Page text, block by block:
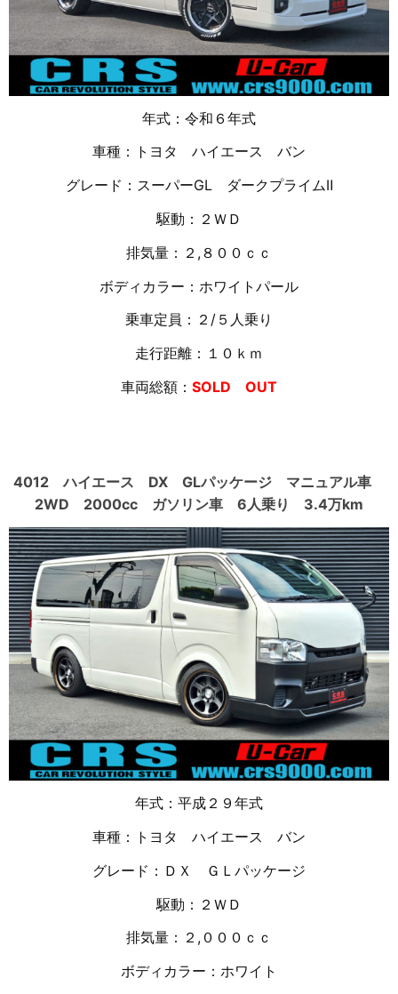
年式：令和６年式
車種：トヨタ ハイエース バン
グレード：スーパーGL ダークプライムⅡ
駆動：２ＷＤ
排気量：２,８００ｃｃ
ボディカラー：ホワイトパール
乗車定員：２/５人乗り
走行距離：１０ｋｍ
車両総額： SOLD OUT
4012 ハイエース DX GLパッケージ マニュアル車
2WD 2000cc ガソリン車 6人乗り 3.4万km
年式：平成２９年式
車種：トヨタ ハイエース バン
グレード：ＤＸ ＧＬパッケージ
駆動：２ＷＤ
排気量：２,０００ｃｃ
ボディカラー：ホワイト